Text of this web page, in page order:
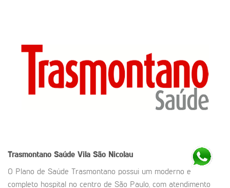
Trasmontano Saúde Vila São Nicolau
O Plano de Saúde Trasmontano possui um moderno e
completo hospital no centro de São Paulo, com atendimento